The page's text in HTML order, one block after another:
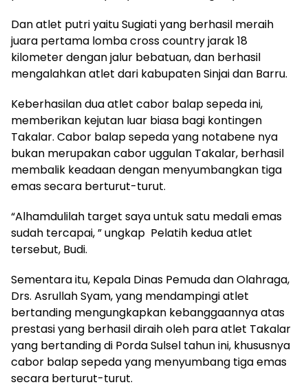
Dan atlet putri yaitu Sugiati yang berhasil meraih
juara pertama lomba cross country jarak 18
kilometer dengan jalur bebatuan, dan berhasil
mengalahkan atlet dari kabupaten Sinjai dan Barru.
Keberhasilan dua atlet cabor balap sepeda ini,
memberikan kejutan luar biasa bagi kontingen
Takalar. Cabor balap sepeda yang notabene nya
bukan merupakan cabor uggulan Takalar, berhasil
membalik keadaan dengan menyumbangkan tiga
emas secara berturut-turut.
“Alhamdulilah target saya untuk satu medali emas
sudah tercapai, ” ungkap Pelatih kedua atlet
tersebut, Budi.
Sementara itu, Kepala Dinas Pemuda dan Olahraga,
Drs. Asrullah Syam, yang mendampingi atlet
bertanding mengungkapkan kebanggaannya atas
prestasi yang berhasil diraih oleh para atlet Takalar
yang bertanding di Porda Sulsel tahun ini, khususnya
cabor balap sepeda yang menyumbang tiga emas
secara berturut-turut.